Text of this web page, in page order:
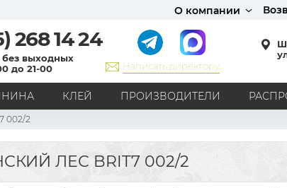
О компании
268 14 24
без выходных
до 21-00
Написать директору
КЛЕЙ ПРОИЗВОДИТЕЛИ
Кантри
Модерн Прованс Хай-тек
Лофт
Классика
Английский стиль
002/2
ЛЕС BRIT7 002/2